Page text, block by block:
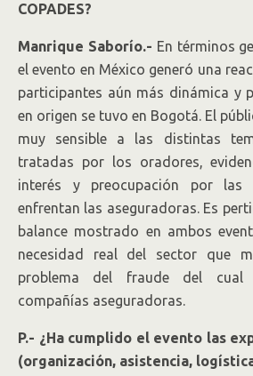
COPADES?
Manrique Saborío.- En términos
el evento en México generó una
participantes aún más dinámica y
en origen se tuvo en Bogotá. El
muy sensible a las distintas
tratadas por los oradores,
interés y preocupación por las
enfrentan las aseguradoras. Es
balance mostrado en ambos
necesidad real del sector que
problema del fraude del
compañías aseguradoras.
P.- ¿Ha cumplido el evento las
(organización, asistencia,